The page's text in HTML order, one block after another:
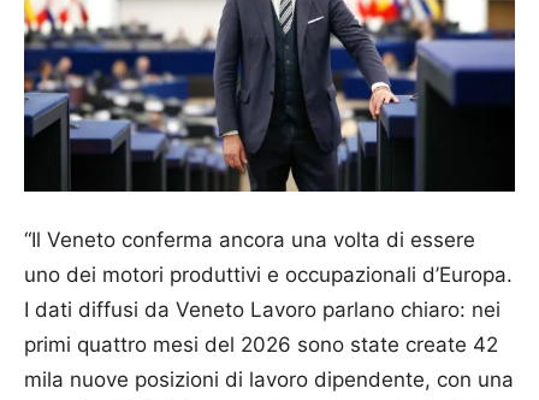
“Il Veneto conferma ancora una volta di essere
uno dei motori produttivi e occupazionali d’Europa.
I dati diffusi da Veneto Lavoro parlano chiaro: nei
primi quattro mesi del 2026 sono state create 42
mila nuove posizioni di lavoro dipendente, con una